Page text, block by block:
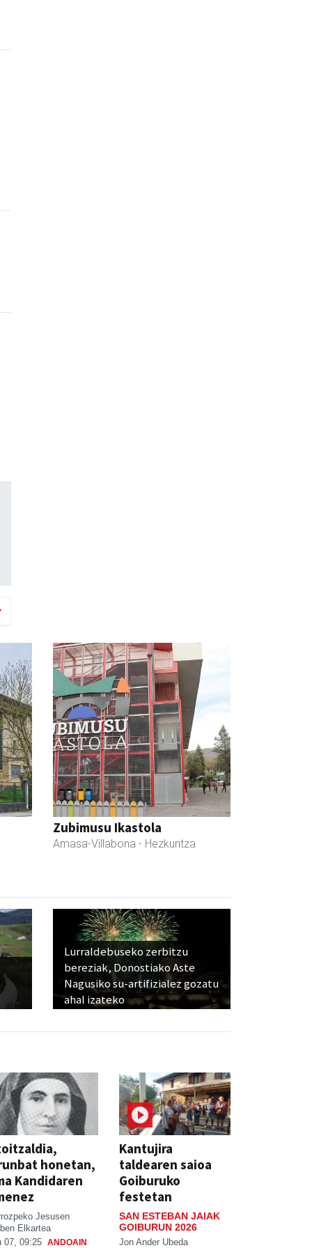
Zubimusu Ikastola
Amasa-Villabona - Hezkuntza
Lurraldebuseko zerbitzu
bereziak, Donostiako Aste
Nagusiko su-artifizialez gozatu
ahal izateko
honetan,
Kandidaren
Jesusen
Elkartea
07, 09:25 ANDOAIN
Kantujira
taldearen saioa
Goiburuko
festetan
SAN ESTEBAN JAIAK
GOIBURUN 2026
Jon Ander Ubeda